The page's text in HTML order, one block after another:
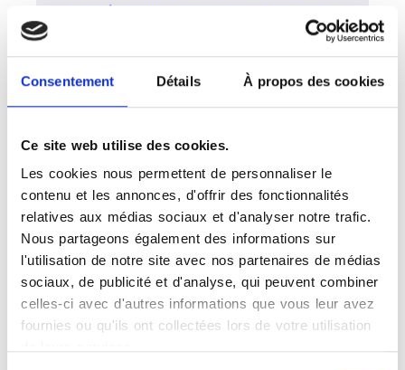
Consentement Détails À propos des cookies
Ce site web utilise des cookies.
Les cookies nous permettent de personnaliser le
contenu et les annonces, d'offrir des fonctionnalités
relatives aux médias sociaux et d'analyser notre trafic.
Nous partageons également des informations sur
l'utilisation de notre site avec nos partenaires de médias
sociaux, de publicité et d'analyse, qui peuvent combiner
celles-ci avec d'autres informations que vous leur avez
fournies ou qu'ils ont collectées lors de votre utilisation
des médecins prescrivent un scanner
pour observer une lésion et évaluer son
ampleur.
Si votre médecin vous prescrit un
centres Vidi de Quimper sont
site internet www.rdv-Vidi.fr. En visitant
cette plateforme en ligne, vous avez la
possibilité de fixer rapidement un
rendez-vous scanner à Quimper auprès
d'un cabinet d'imagerie médicale
membre du réseau Vidi.
Le réseau Vidi regroupe aujourd'hui 440
centres de radiographie en France. Ces